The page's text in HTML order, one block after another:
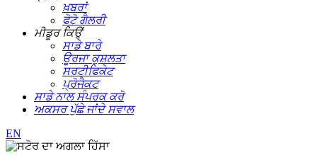
ਖ਼ਬਰਾਂ
ਫੋਟੋ ਗੈਲਰੀ
ਮੀਡੂਰ ਕਿਉਂ
ਸਾਡੇ ਬਾਰੇ
ਊਰਜਾ ਕੁਸ਼ਲਤਾ
ਸਰਟੀਫਿਕੇਟ
ਪ੍ਰੋਜੈਕਟ
ਸਾਡੇ ਨਾਲ ਸੰਪਰਕ ਕਰੋ
ਅਕਸਰ ਪੁੱਛੇ ਜਾਂਦੇ ਸਵਾਲ
EN